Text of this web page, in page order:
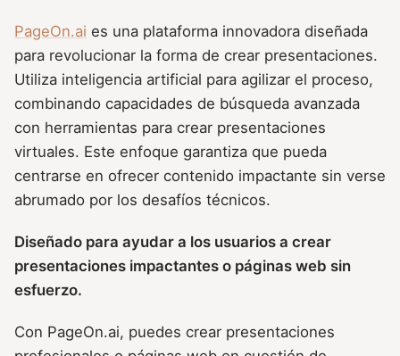
PageOn.ai es una plataforma innovadora diseñada
para revolucionar la forma de crear presentaciones.
Utiliza inteligencia artificial para agilizar el proceso,
combinando capacidades de búsqueda avanzada
con herramientas para crear presentaciones
virtuales. Este enfoque garantiza que pueda
centrarse en ofrecer contenido impactante sin verse
abrumado por los desafíos técnicos.
Diseñado para ayudar a los usuarios a crear
presentaciones impactantes o páginas web sin
esfuerzo.
Con PageOn.ai, puedes crear presentaciones